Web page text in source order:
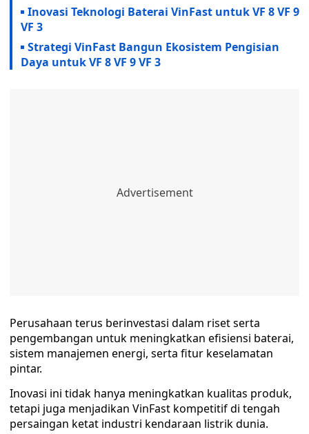
Inovasi Teknologi Baterai VinFast untuk VF 8 VF 9
VF 3
Strategi VinFast Bangun Ekosistem Pengisian
Daya untuk VF 8 VF 9 VF 3
Perusahaan terus berinvestasi dalam riset serta
pengembangan untuk meningkatkan efisiensi baterai,
sistem manajemen energi, serta fitur keselamatan
pintar.
Inovasi ini tidak hanya meningkatkan kualitas produk,
tetapi juga menjadikan VinFast kompetitif di tengah
persaingan ketat industri kendaraan listrik dunia.